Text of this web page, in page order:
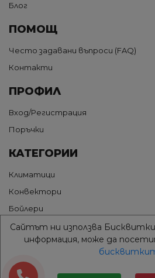
Сайтът ни използва Бисквитки
информация, може да
Блог
ПОМОЩ
Често задавани въпроси (FAQ)
Контакти
ПРОФИЛ
Вход/Регистрация
Поръчки
КАТЕГОРИИ
Климатици
Конвектори
Бойлери
Термопомпи
Грижа за въздуха